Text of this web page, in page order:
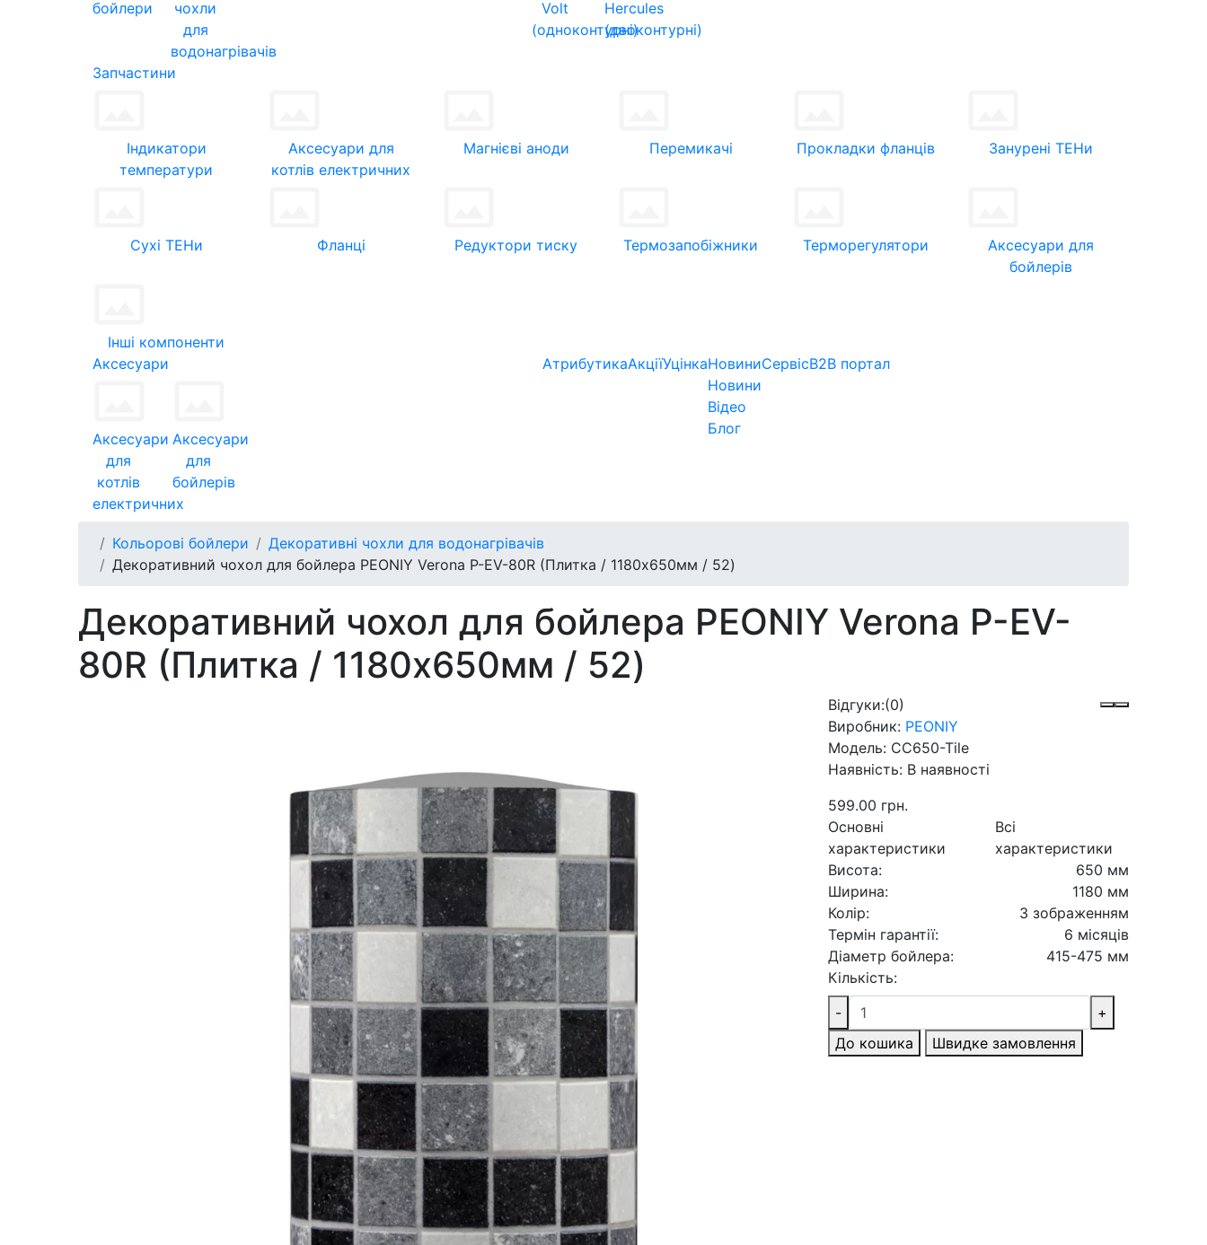
бойлери
чохли
для
водонагрівачів
Volt
(одноконтурні)
Hercules
(двоконтурні)
Запчастини
Індикатори
температури
Аксесуари для
котлів електричних
Магнієві аноди Перемикачі Прокладки фланців Занурені ТЕНи
Сухі ТЕНи Фланці Редуктори тиску Термозапобіжники Терморегулятори
Аксесуари для
бойлерів
Інші компоненти
Аксесуари
Аксесуари
для
котлів
електричних
Аксесуари
для
бойлерів
АтрибутикаАкціїУцінкаНовини
Новини
Відео
Блог
СервісB2B портал
Кольорові бойлери
Декоративні чохли для водонагрівачів
Декоративний чохол для бойлера PEONIY Verona P-EV-80R (Плитка / 1180х650мм / 52)
Декоративний чохол для бойлера PEONIY Verona P-EV-
80R (Плитка / 1180х650мм / 52)
Відгуки:(0)
Виробник: PEONIY
Модель: CC650-Tile
Наявність: В наявності
599.00 грн.
Основні
характеристики
Всі
характеристики
Висота:
650 мм
Ширина:
1180 мм
Колір:
З зображенням
Термін гарантії:
6 місяців
Діаметр бойлера:
415-475 мм
Кількість:
-
+
До кошика
Швидке замовлення